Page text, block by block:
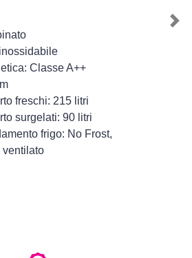
Classe A++
freschi: 215 litri
surgelati: 90 litri
frigo: No Frost,
ventilato